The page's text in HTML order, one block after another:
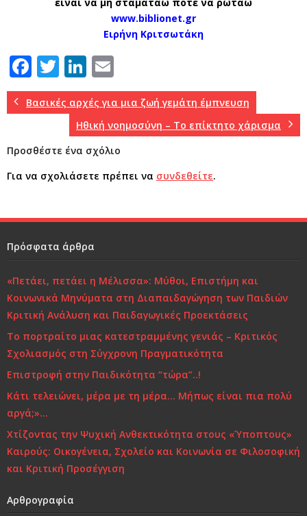
www.biblionet.gr
Ειρήνη Κριτσωτάκη
F
a
c
b
o
k
T
w
it
te
r
Li
n
k
e
dI
n
m
ai
l
Βασικές αρχές για μια ζωή γεμάτη έμπνευση
Ηθική νοημοσύνη – Το επίκτητο χάρισμα
Προσθέστε ένα σχόλιο
Για να σχολιάσετε πρέπει να συνδεθείτε.
Πρόσφατα άρθρα
«Πετάει, πετάει η Μέλισσα»: Μύθοι, Επιστήμη και
Κοινωνικά Μηνύματα στη Διαπαιδαγώγηση των Παιδιών
Κριτική Ανάλυση και Παιδαγωγικές Προεκτάσεις
Το πορτραίτο μιας κατεστραμμένης γενιάς – Κριτικός
Σχολιασμός στη Σύγχρονη Πραγματικότητα
Επιστροφή στην Παιδικότητα “τώρα”..!
Κάτι τελειώνει, μέρα με τη μέρα… Μήπως είναι πια πολύ
αργά;»…
Χτίζοντας την Ψυχική Ανθεκτικότητα στους «Ύποπτους»
Καιρούς: Οικογένεια, Σχολείο και Κοινωνία σε Φιλοσοφική
και Κριτική Προσέγγιση
Αρθρογραφία